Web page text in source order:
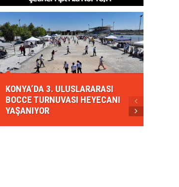
KONYA’DA 3. ULUSLARARASI
BOCCE TURNUVASI HEYECANI
YAŞANIYOR